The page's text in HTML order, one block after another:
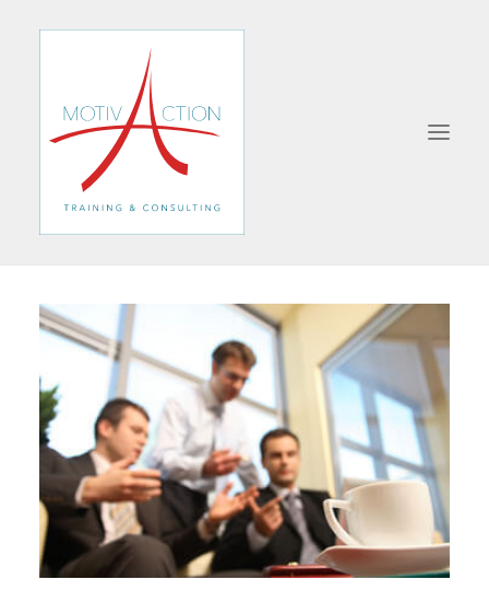
A PROPOS
SERIOUS-GAME
FORMATIONS
MANAGEMENT
VENTE
COMMUNICATION
STRATÉGIE D’ENTREPRISE
REJOIGNEZ-NOUS